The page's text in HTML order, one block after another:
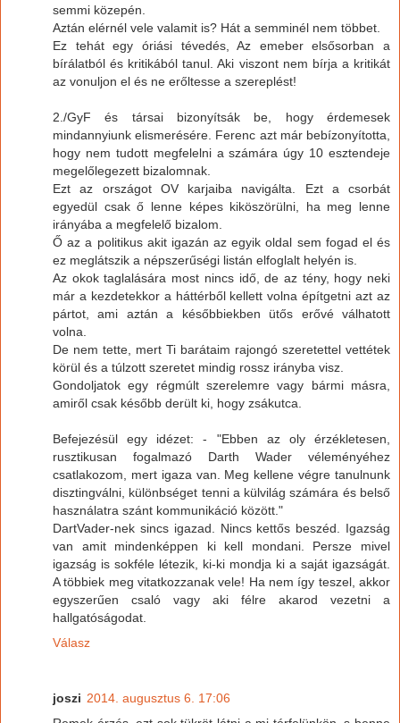
semmi közepén.
Aztán elérnél vele valamit is? Hát a semminél nem többet.
Ez tehát egy óriási tévedés, Az emeber elsősorban a
bírálatból és kritikából tanul. Aki viszont nem bírja a kritikát
az vonuljon el és ne erőltesse a szereplést!
2./GyF és társai bizonyítsák be, hogy érdemesek
mindannyiunk elismerésére. Ferenc azt már bebízonyította,
hogy nem tudott megfelelni a számára úgy 10 esztendeje
megelőlegezett bizalomnak.
Ezt az országot OV karjaiba navigálta. Ezt a csorbát
egyedül csak ő lenne képes kiköszörülni, ha meg lenne
irányába a megfelelő bizalom.
Ő az a politikus akit igazán az egyik oldal sem fogad el és
ez meglátszik a népszerűségi listán elfoglalt helyén is.
Az okok taglalására most nincs idő, de az tény, hogy neki
már a kezdetekkor a háttérből kellett volna építgetni azt az
pártot, ami aztán a későbbiekben ütős erővé válhatott
volna.
De nem tette, mert Ti barátaim rajongó szeretettel vettétek
körül és a túlzott szeretet mindig rossz irányba visz.
Gondoljatok egy régmúlt szerelemre vagy bármi másra,
amiről csak később derült ki, hogy zsákutca.
Befejezésül egy idézet: - "Ebben az oly érzékletesen,
rusztikusan fogalmazó Darth Wader véleményéhez
csatlakozom, mert igaza van. Meg kellene végre tanulnunk
disztingválni, különbséget tenni a külvilág számára és belső
használatra szánt kommunikáció között."
DartVader-nek sincs igazad. Nincs kettős beszéd. Igazság
van amit mindenképpen ki kell mondani. Persze mivel
igazság is sokféle létezik, ki-ki mondja ki a saját igazságát.
A többiek meg vitatkozzanak vele! Ha nem így teszel, akkor
egyszerűen csaló vagy aki félre akarod vezetni a
hallgatóságodat.
Válasz
joszi 2014. augusztus 6. 17:06